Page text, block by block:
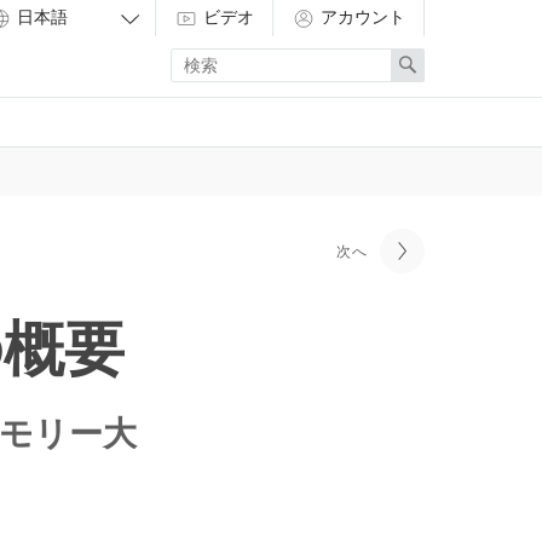
ビデオ アカウント
Enter
search
term
Search
次へ
要
リー大